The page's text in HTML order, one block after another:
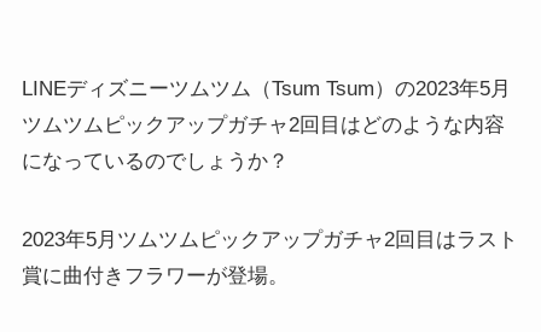
LINEディズニーツムツム（Tsum Tsum）の2023年5月
ツムツムピックアップガチャ2回目はどのような内容
になっているのでしょうか？
2023年5月ツムツムピックアップガチャ2回目はラスト
賞に曲付きフラワーが登場。